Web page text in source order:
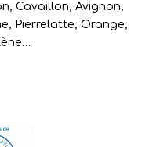
, Cavaillon, Avignon,
, Pierrelatte, Orange,
…